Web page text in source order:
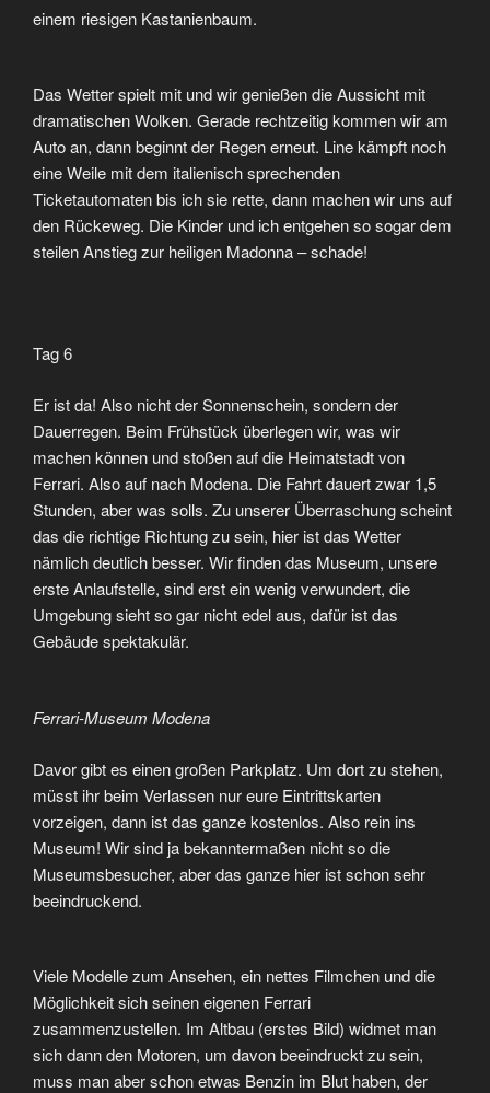
einem riesigen Kastanienbaum.
Das Wetter spielt mit und wir genießen die Aussicht mit
dramatischen Wolken. Gerade rechtzeitig kommen wir am
Auto an, dann beginnt der Regen erneut. Line kämpft noch
eine Weile mit dem italienisch sprechenden
Ticketautomaten bis ich sie rette, dann machen wir uns auf
den Rückeweg. Die Kinder und ich entgehen so sogar dem
steilen Anstieg zur heiligen Madonna – schade!
Tag 6
Er ist da! Also nicht der Sonnenschein, sondern der
Dauerregen. Beim Frühstück überlegen wir, was wir
machen können und stoßen auf die Heimatstadt von
Ferrari. Also auf nach Modena. Die Fahrt dauert zwar 1,5
Stunden, aber was solls. Zu unserer Überraschung scheint
das die richtige Richtung zu sein, hier ist das Wetter
nämlich deutlich besser. Wir finden das Museum, unsere
erste Anlaufstelle, sind erst ein wenig verwundert, die
Umgebung sieht so gar nicht edel aus, dafür ist das
Gebäude spektakulär.
Ferrari-Museum Modena
Davor gibt es einen großen Parkplatz. Um dort zu stehen,
müsst ihr beim Verlassen nur eure Eintrittskarten
vorzeigen, dann ist das ganze kostenlos. Also rein ins
Museum! Wir sind ja bekanntermaßen nicht so die
Museumsbesucher, aber das ganze hier ist schon sehr
beeindruckend.
Viele Modelle zum Ansehen, ein nettes Filmchen und die
Möglichkeit sich seinen eigenen Ferrari
zusammenzustellen. Im Altbau (erstes Bild) widmet man
sich dann den Motoren, um davon beeindruckt zu sein,
muss man aber schon etwas Benzin im Blut haben, der